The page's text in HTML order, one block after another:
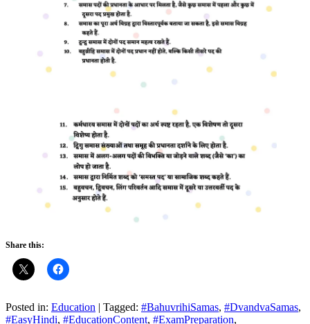
Share this:
Posted in: Education | Tagged: #BahuvrihiSamas, #DvandvaSamas,
#EasyHindi, #EducationContent, #ExamPreparation,